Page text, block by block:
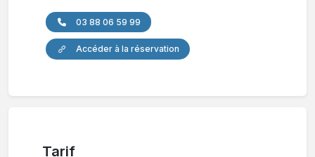
03 88 06 59 99
Accéder à la réservation
Tarif